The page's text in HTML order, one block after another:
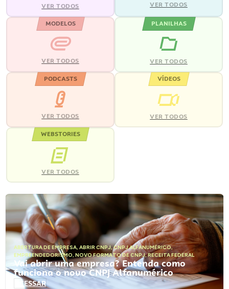
VER TODOS VER TODOS
MODELOS
VER TODOS
PLANILHAS
VER TODOS
PODCASTS
VER TODOS
VÍDEOS
VER TODOS
WEBSTORIES
VER TODOS
ABERTURA DE EMPRESA, ABRIR CNPJ,CNPJ ALFANUMÉRICO,
EMPREENDEDORISMO, NOVO FORMATO DE CNPJ,RECEITA FEDERAL
Vai abrir uma empresa? Entenda como
funciona o novo CNPJ Alfanumérico
ACESSAR